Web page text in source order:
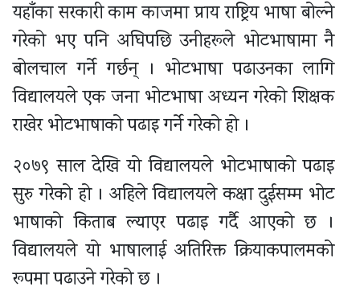
यहाँका सरकारी काम काजमा प्राय राष्ट्रिय भाषा बोल्ने
गरेको भए पनि अघिपछि उनीहरूले भोटभाषामा नै
बोलचाल गर्ने गर्छन् । भोटभाषा पढाउनका लागि
विद्यालयले एक जना भोटभाषा अध्यन गरेको शिक्षक
राखेर भोटभाषाको पढाइ गर्ने गरेको हो ।
२०७९ साल देखि यो विद्यालयले भोटभाषाको पढाइ
सुरु गरेको हो । अहिले विद्यालयले कक्षा दुईसम्म भोट
भाषाको किताब ल्याएर पढाइ गर्दै आएको छ ।
विद्यालयले यो भाषालाई अतिरिक्त क्रियाकपालमको
रूपमा पढाउने गरेको छ ।